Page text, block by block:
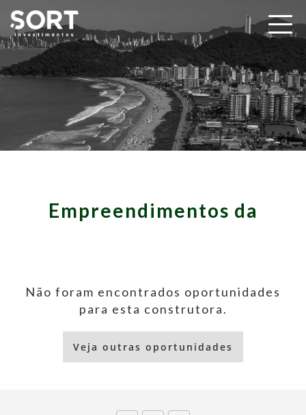
Empreendimentos da
Não foram encontrados oportunidades
para esta construtora.
Veja outras oportunidades